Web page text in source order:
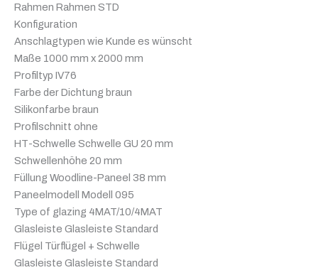
Rahmen Rahmen STD
Konfiguration
Anschlagtypen wie Kunde es wünscht
Maße 1000 mm x 2000 mm
Profiltyp IV76
Farbe der Dichtung braun
Silikonfarbe braun
Profilschnitt ohne
HT-Schwelle Schwelle GU 20 mm
Schwellenhöhe 20 mm
Füllung Woodline-Paneel 38 mm
Paneelmodell Modell 095
Type of glazing 4MAT/10/4MAT
Glasleiste Glasleiste Standard
Flügel Türflügel + Schwelle
Glasleiste Glasleiste Standard